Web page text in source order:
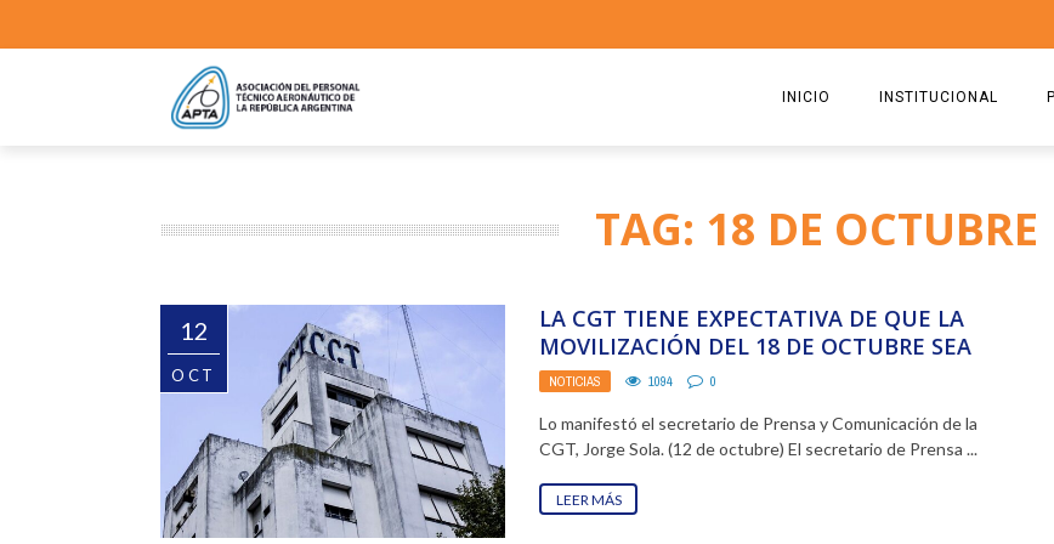
INICIO INSTITUCIONAL
ESTATUTO
RICARDO CIRIELLI
TAG: 18 DE OCTUBRE
12
OCT
LA CGT TIENE EXPECTATIVA DE QUE LA
MOVILIZACIÓN DEL 18 DE OCTUBRE SEA
«MULTITUDINARIA»
NOTICIAS 1094 0
Lo manifestó el secretario de Prensa y Comunicación de la
CGT, Jorge Sola. (12 de octubre) El secretario de Prensa ...
LEER MÁS